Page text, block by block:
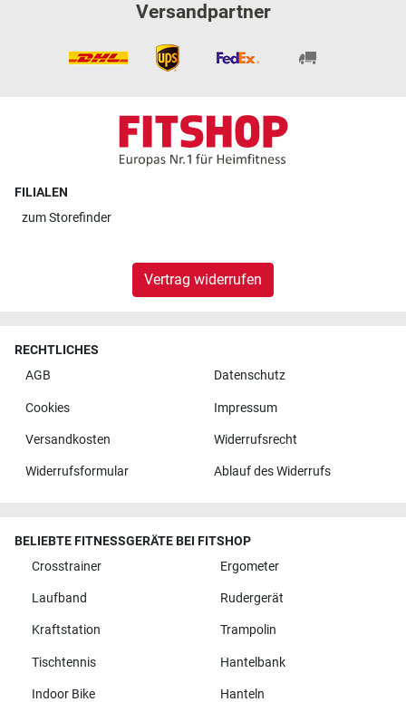
Versandpartner
FILIALEN
zumStorefinder
Vertrag widerrufen
RECHTLICHES
AGB
Datenschutz
Cookies Impressum
Versandkosten Widerrufsrecht
Widerrufsformular Ablauf des Widerrufs
BELIEBTE FITNESSGERÄTE BEI FITSHOP
Crosstrainer
Ergometer
Laufband Rudergerät
Kraftstation Trampolin
Tischtennis Hantelbank
Indoor Bike Hanteln